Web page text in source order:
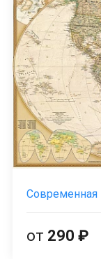
Современная
от 290 ₽